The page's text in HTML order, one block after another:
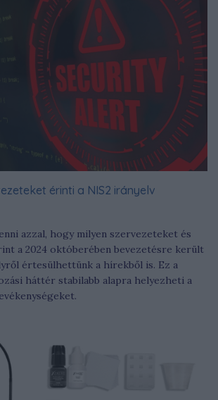
érinti a NIS2 irányelv
azzal, hogy milyen szervezeteket és
a 2024 októberében bevezetésre került
értesülhettünk a hírekből is. Ez a
háttér stabilabb alapra helyezheti a